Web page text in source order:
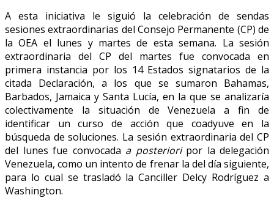
A esta iniciativa le siguió la celebración de sendas
sesiones extraordinarias del Consejo Permanente (CP) de
la OEA el lunes y martes de esta semana. La sesión
extraordinaria del CP del martes fue convocada en
primera instancia por los 14 Estados signatarios de la
citada Declaración, a los que se sumaron Bahamas,
Barbados, Jamaica y Santa Lucía, en la que se analizaría
colectivamente la situación de Venezuela a fin de
identificar un curso de acción que coadyuve en la
búsqueda de soluciones. La sesión extraordinaria del CP
del lunes fue convocada a posterioripor la delegación
Venezuela, como un intento de frenar la del día siguiente,
para lo cual se trasladó la Canciller Delcy Rodríguez a
Washington.